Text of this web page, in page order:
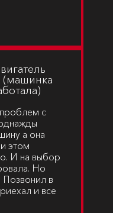
(машинка
с
а она
этом
И на выбор
Но
Позвонил в
и все